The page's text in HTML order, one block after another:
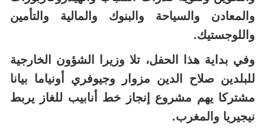
واللوجستيك.
وفي بداية هذا الحفل، تلا وزيرا الشؤون الخارجية
للبلدين صلاح الدين مزوار وجيوفري أونياما بيانا
مشتركا يهم مشروع إنجاز خط أنابيب للغاز يربط
نيجيريا والمغرب.
وأكد الجانبان، في هذا البيان، أنه “بمناسبة زيارة